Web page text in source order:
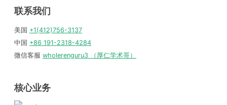
联系我们
美国 +1(412)756-3137
中国 +86 191-2318-4284
微信客服 wholerenguru3 （厚仁学术哥）
核心业务